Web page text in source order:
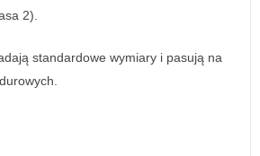
2).
standardowe wymiary i pasują na